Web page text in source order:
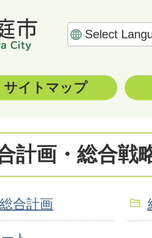
サイトマップ
計画・総合戦
合計画